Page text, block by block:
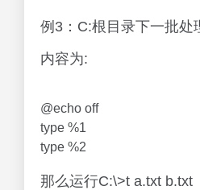
例3：C:根目录下一批处
内容为:
@echo off
type %1
type %2
那么运行C:\>t a.txt b.txt